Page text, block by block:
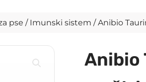
pse / Imunski sistem / Anibio
Anibio